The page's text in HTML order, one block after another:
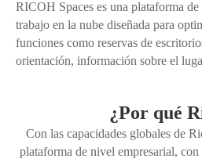
RICOH Spaces es una plataforma
trabajo en la nube diseñada para
funciones como reservas de
orientación, información sobre el
¿Por qué
Con las capacidades globales de
plataforma de nivel empresarial,